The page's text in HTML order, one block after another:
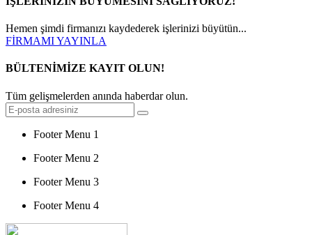
Hemen şimdi firmanızı kaydederek işlerinizi büyütün...
FİRMAMI YAYINLA
BÜLTENİMİZE KAYIT OLUN!
Tüm gelişmelerden anında haberdar olun.
Footer Menu 1
Footer Menu 2
Footer Menu 3
Footer Menu 4